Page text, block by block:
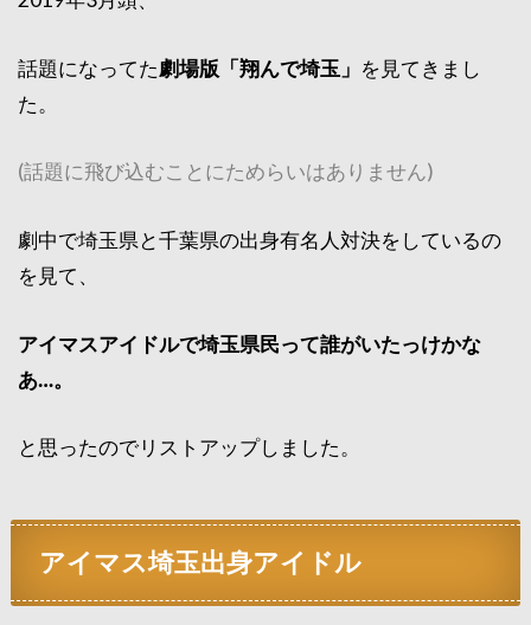
話題になってた劇場版「翔んで埼玉」 を見てきまし
た。
(話題に飛び込むことにためらいはありません)
劇中で埼玉県と千葉県の出身有名人対決をしているの
を見て、
アイマスアイドルで埼玉県民って誰がいたっけかな
あ…。
と思ったのでリストアップしました。
アイマス埼玉出身アイドル